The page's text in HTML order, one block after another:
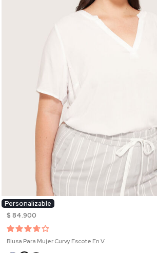
Personalizable
$ 84.900
Blusa Para Mujer Curvy Escote En V